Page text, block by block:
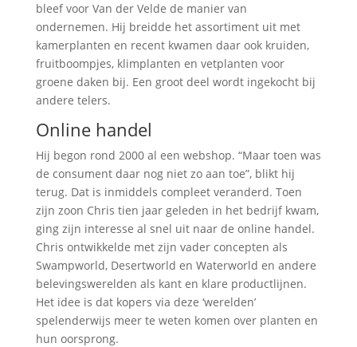
bleef voor Van der Velde de manier van
ondernemen. Hij breidde het assortiment uit met
kamerplanten en recent kwamen daar ook kruiden,
fruitboompjes, klimplanten en vetplanten voor
groene daken bij. Een groot deel wordt ingekocht bij
andere telers.
Online handel
Hij begon rond 2000 al een webshop. “Maar toen was
de consument daar nog niet zo aan toe”, blikt hij
terug. Dat is inmiddels compleet veranderd. Toen
zijn zoon Chris tien jaar geleden in het bedrijf kwam,
ging zijn interesse al snel uit naar de online handel.
Chris ontwikkelde met zijn vader concepten als
Swampworld, Desertworld en Waterworld en andere
belevingswerelden als kant en klare productlijnen.
Het idee is dat kopers via deze ‘werelden’
spelenderwijs meer te weten komen over planten en
hun oorsprong.